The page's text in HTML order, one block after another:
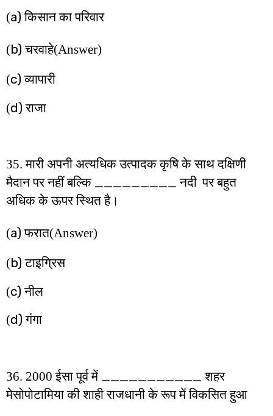
(a)किसान का परिवार
(b)चरवाहे(Answer)
(c)व्यापारी
(d)राजा
35. मारी अपनी अत्यधिक उत्पादक कृषि के साथ दक्षिणी
मैदान पर नहीं बल्कि _________ नदी पर बहुत
अधिक के ऊपर स्थित है।
(a)फरात(Answer)
(b)टाइग्रिस
(c)नील
(d)गंगा
36. 2000 ईसा पूर्व में ___________शहर
मेसोपोटामिया की शाही राजधानी के रूप में विकसित हुआ